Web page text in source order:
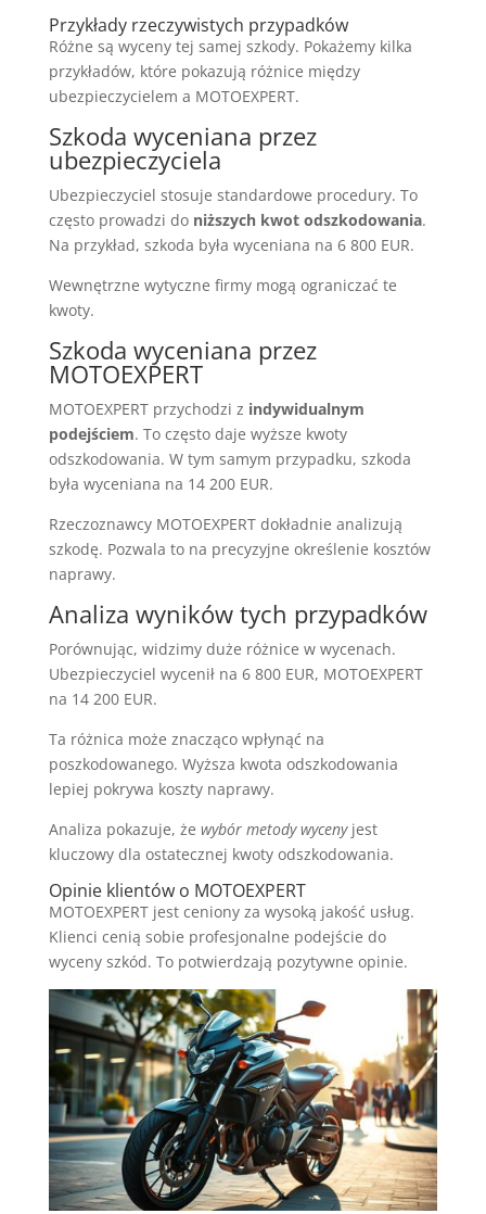
Przykłady rzeczywistych przypadków
Różne są wyceny tej samej szkody. Pokażemy kilka
przykładów, które pokazują różnice między
ubezpieczycielem a MOTOEXPERT.
Szkoda wyceniana przez
ubezpieczyciela
Ubezpieczyciel stosuje standardowe procedury. To
często prowadzi do niższych kwot odszkodowania.
Na przykład, szkoda była wyceniana na 6 800 EUR.
Wewnętrzne wytyczne firmy mogą ograniczać te
kwoty.
Szkoda wyceniana przez
MOTOEXPERT
MOTOEXPERT przychodzi z indywidualnym
podejściem. To często daje wyższe kwoty
odszkodowania. W tym samym przypadku, szkoda
była wyceniana na 14 200 EUR.
Rzeczoznawcy MOTOEXPERT dokładnie analizują
szkodę. Pozwala to na precyzyjne określenie kosztów
naprawy.
Analiza wyników tych przypadków
Porównując, widzimy duże różnice w wycenach.
Ubezpieczyciel wycenił na 6 800 EUR, MOTOEXPERT
na 14 200 EUR.
Ta różnica może znacząco wpłynąć na
poszkodowanego. Wyższa kwota odszkodowania
lepiej pokrywa koszty naprawy.
Analiza pokazuje, że wybór metody wycenyjest
kluczowy dla ostatecznej kwoty odszkodowania.
Opinie klientów o MOTOEXPERT
MOTOEXPERT jest ceniony za wysoką jakość usług.
Klienci cenią sobie profesjonalne podejście do
wyceny szkód. To potwierdzają pozytywne opinie.